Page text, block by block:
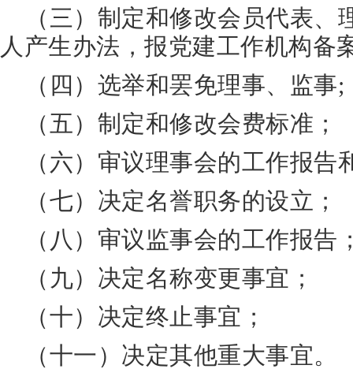
（三）制定和修改会员代表
人产生办法，报党建工作机构备
（四）选举和罢免理事、监事;
（五）制定和修改会费标准；
（六）审议理事会的工作报告
（七）决定名誉职务的设立；
（八）审议监事会的工作报告
（九）决定名称变更事宜；
（十）决定终止事宜；
（十一）决定其他重大事宜。